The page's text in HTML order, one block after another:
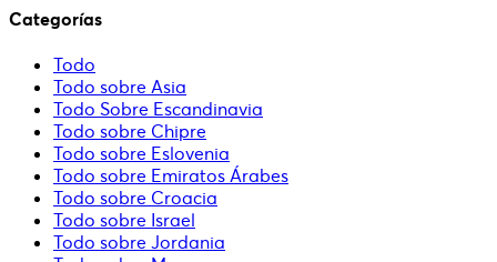
Categorías
Todo
Todo sobre Asia
Todo Sobre Escandinavia
Todo sobre Chipre
Todo sobre Eslovenia
Todo sobre Emiratos Árabes
Todo sobre Croacia
Todo sobre Israel
Todo sobre Jordania